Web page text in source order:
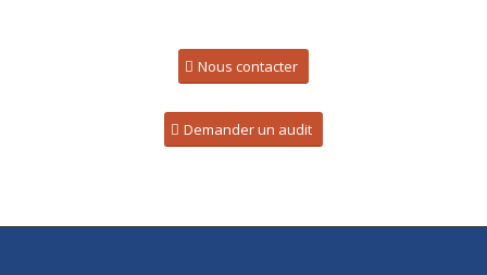
Nous contacter
Demander un audit